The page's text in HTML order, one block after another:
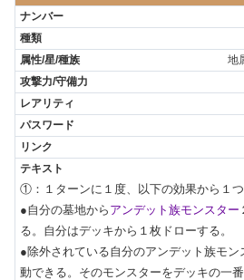
地
①：１ターンに１度、以下の効果から１つ
●自分の墓地から アンデット族モンスター
る。自分はデッキから１枚ドローする。
●除外されている自分のアンデット族モ
動できる。そのモンスターをデッキの一番